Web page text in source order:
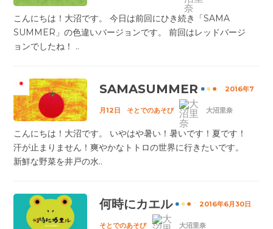
こんにちは！大沼です。 今日は前回にひき続き「SAMA
SUMMER」の色違いバージョンです。 前回はレッドバージ
ョンでしたね！ ..
SAMASUMMER 2016年7
月12日 そとでのあそび 大沼里奈
こんにちは！大沼です。 いやはや暑い！暑いです！夏です！
汗が止まりません！爽やかなトトロの世界に行きたいです。
新鮮な野菜を井戸の水..
何時にカエル 2016年6月30日
そとでのあそび 大沼里奈